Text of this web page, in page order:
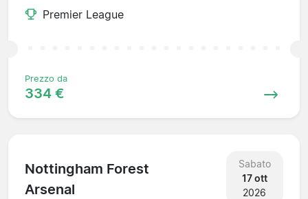
Premier League
Prezzo da
334 €
Nottingham Forest
Arsenal
Sabato
17 ott
2026